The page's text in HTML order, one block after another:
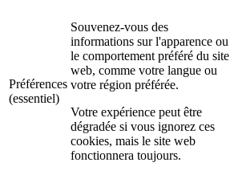
Préférences
(essentiel)
Souvenez-vous des
informations sur l'apparence ou
le comportement préféré du site
web, comme votre langue ou
votre région préférée.
Votre expérience peut être
dégradée si vous ignorez ces
cookies, mais le site web
fonctionnera toujours.